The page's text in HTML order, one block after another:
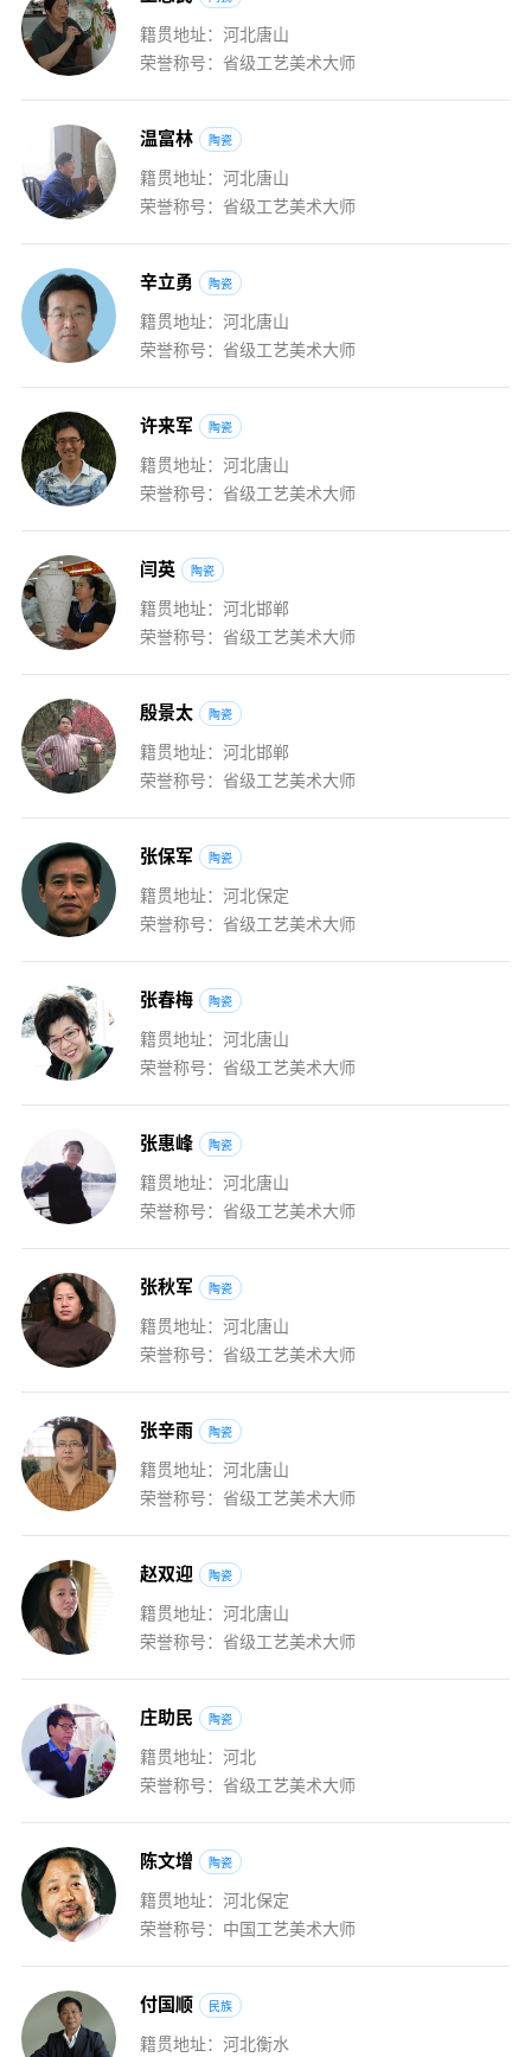
籍贯地址：河北唐山
荣誉称号：省级工艺美术大师
温富林 陶瓷
籍贯地址：河北唐山
荣誉称号：省级工艺美术大师
辛立勇 陶瓷
籍贯地址：河北唐山
荣誉称号：省级工艺美术大师
许来军 陶瓷
籍贯地址：河北唐山
荣誉称号：省级工艺美术大师
闫英 陶瓷
籍贯地址：河北邯郸
荣誉称号：省级工艺美术大师
殷景太 陶瓷
籍贯地址：河北邯郸
荣誉称号：省级工艺美术大师
张保军 陶瓷
籍贯地址：河北保定
荣誉称号：省级工艺美术大师
张春梅 陶瓷
籍贯地址：河北唐山
荣誉称号：省级工艺美术大师
张惠峰 陶瓷
籍贯地址：河北唐山
荣誉称号：省级工艺美术大师
张秋军 陶瓷
籍贯地址：河北唐山
荣誉称号：省级工艺美术大师
张辛雨 陶瓷
籍贯地址：河北唐山
荣誉称号：省级工艺美术大师
赵双迎 陶瓷
籍贯地址：河北唐山
荣誉称号：省级工艺美术大师
庄助民 陶瓷
籍贯地址：河北
荣誉称号：省级工艺美术大师
陈文增 陶瓷
籍贯地址：河北保定
荣誉称号：中国工艺美术大师
付国顺 民族
籍贯地址：河北衡水